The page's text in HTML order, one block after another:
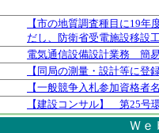
【市の地質調査種目に19
だし、防衛省受電施設移設
電気通信設備設計業務 簡
【同局の測量・設計等に
【一般競争入札参加資格
【建設コンサル】 第25号
Ｗｅ